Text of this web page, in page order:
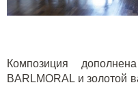
Композиция
BARLMORAL и золотой